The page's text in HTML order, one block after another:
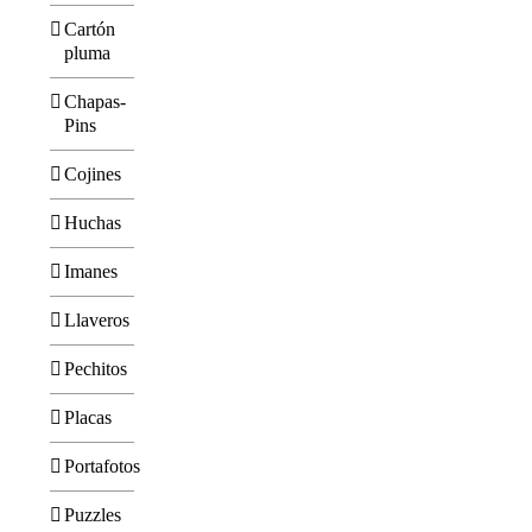
Cartón
pluma
Chapas-
Pins
Cojines
Huchas
Imanes
Llaveros
Pechitos
Placas
Portafotos
Puzzles